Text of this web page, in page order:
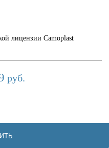
лицензии Camoplast
руб.